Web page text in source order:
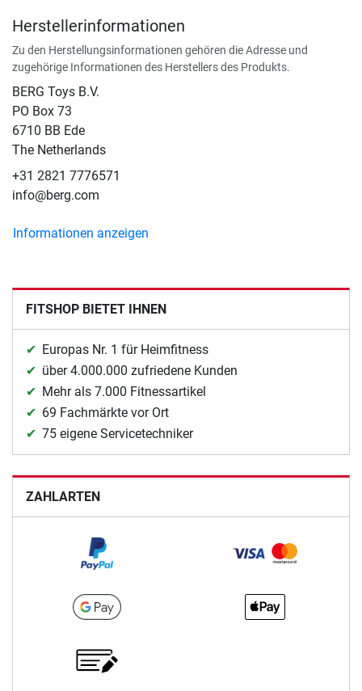
Herstellerinformationen
Zu den Herstellungsinformationen gehören die Adresse und
zugehörige Informationen des Herstellers des Produkts.
BERG Toys B.V.
​PO Box 73
6710 BB Ede
The Netherlands
+31 2821 7776571
info@berg.com
Informationen anzeigen
FITSHOP BIETET IHNEN
Europas Nr. 1 für Heimfitness
über 4.000.000 zufriedene Kunden
Mehr als 7.000 Fitnessartikel
69 Fachmärkte vor Ort
75 eigene Servicetechniker
ZAHLARTEN